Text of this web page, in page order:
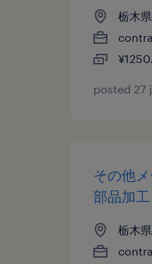
栃木
posted 27
その他
部品加工
栃木